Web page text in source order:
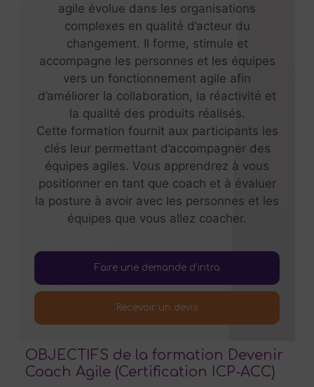
agile évolue dans les organisations
complexes en qualité d’acteur du
changement. Il forme, stimule et
accompagne les personnes et les équipes
vers un fonctionnement agile afin
d’améliorer la collaboration, la réactivité et
la qualité des produits réalisés.
Cette formation fournit aux participants les
clés leur permettant d’accompagner des
équipes agiles. Vous apprendrez à vous
positionner en tant que coach et à évaluer
la posture à avoir avec les personnes et les
équipes que vous allez coacher.
Faire une demande d’intra
Recevoir un devis
OBJECTIFS de la formation Devenir
Coach Agile (Certification ICP-ACC)